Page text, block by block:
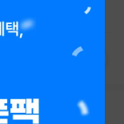
최대 주행거리